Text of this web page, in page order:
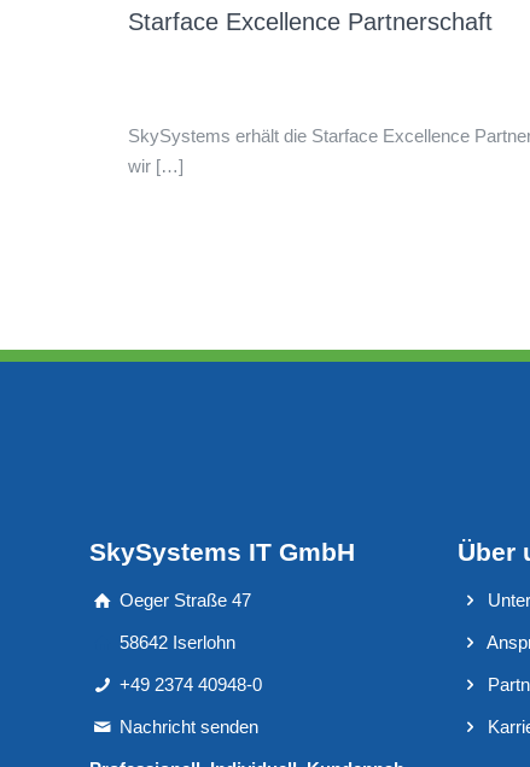
Starface Excellence Partnerschaft
SkySystems erhält die Starface Excellence
wir […]
SkySystems IT GmbH
Oeger Straße 47
58642 Iserlohn
+49 2374 40948-0
Nachricht senden
Über